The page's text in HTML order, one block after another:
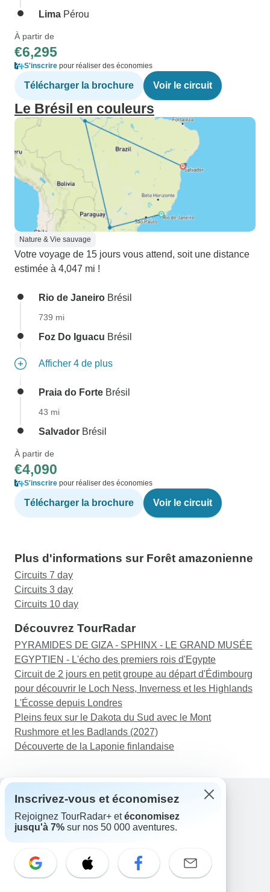
Lima Pérou
À partir de
€6,295
S'inscrire pour réaliser des économies
Télécharger la brochure Voir le circuit
Le Brésil en couleurs
Nature & Vie sauvage
Votre voyage de 15 jours vous attend, soit une distance
estimée à 4,047 mi !
Rio de Janeiro Brésil
739 mi
Foz Do Iguacu Brésil
Afficher 4 de plus
Praia do Forte Brésil
43 mi
Salvador Brésil
À partir de
€4,090
S'inscrire pour réaliser des économies
Télécharger la brochure Voir le circuit
Plus d'informations sur Forêt amazonienne
Circuits 7 day
Circuits 3 day
Circuits 10 day
Découvrez TourRadar
PYRAMIDES DE GIZA - SPHINX - LE GRAND MUSÉE
EGYPTIEN - L'écho des premiers rois d'Egypte
Circuit de 2 jours en petit groupe au départ d'Édimbourg
pour découvrir le Loch Ness, Inverness et les Highlands
L'Écosse depuis Londres
Pleins feux sur le Dakota du Sud avec le Mont
Rushmore et les Badlands (2027)
Découverte de la Laponie finlandaise
Assistance
Contactez-nous
E-mail: support@tourradar.com
Sélectionnez la langue
Inscrivez-vous et économisez
Rejoignez TourRadar+ etéconomisez
jusqu'à 7% sur nos 50 000 aventures.